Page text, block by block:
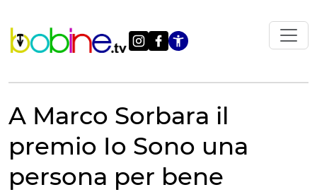
contenuto
Apri le
A Marco Sorbara il
premio Io Sono una
persona per bene